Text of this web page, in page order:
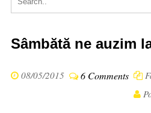
Sâmbătă ne auzim
08/05/2015 6 Comments